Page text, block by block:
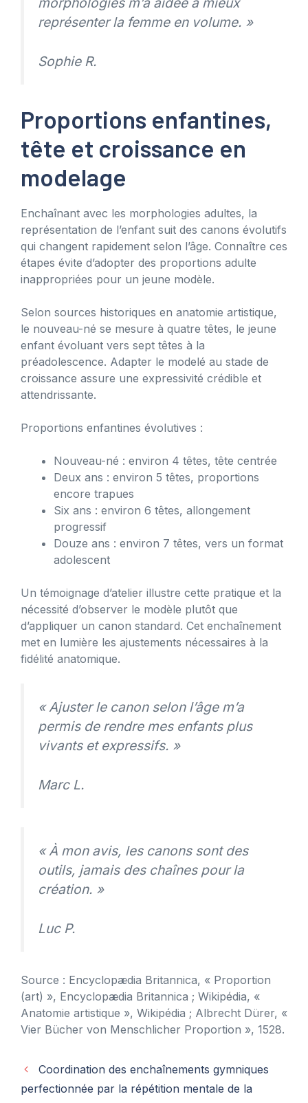
représenter la femme en volume. »
Sophie R.
Proportions enfantines,
tête et croissance en
modelage
Enchaînant avec les morphologies adultes, la
représentation de l’enfant suit des canons évolutifs
qui changent rapidement selon l’âge. Connaître ces
étapes évite d’adopter des proportions adulte
inappropriées pour un jeune modèle.
Selon sources historiques en anatomie artistique,
le nouveau-né se mesure à quatre têtes, le jeune
enfant évoluant vers sept têtes à la
préadolescence. Adapter le modelé au stade de
croissance assure une expressivité crédible et
attendrissante.
Proportions enfantines évolutives :
Nouveau-né : environ 4 têtes, tête centrée
Deux ans : environ 5 têtes, proportions
encore trapues
Six ans : environ 6 têtes, allongement
progressif
Douze ans : environ 7 têtes, vers un format
adolescent
Un témoignage d’atelier illustre cette pratique et la
nécessité d’observer le modèle plutôt que
d’appliquer un canon standard. Cet enchaînement
met en lumière les ajustements nécessaires à la
fidélité anatomique.
« Ajuster le canon selon l’âge m’a
permis de rendre mes enfants plus
vivants et expressifs. »
Marc L.
« À mon avis, les canons sont des
outils, jamais des chaînes pour la
création. »
Luc P.
Source : Encyclopædia Britannica, « Proportion
(art) », Encyclopædia Britannica ; Wikipédia, «
Anatomie artistique », Wikipédia ; Albrecht Dürer, «
Vier Bücher von Menschlicher Proportion », 1528.
Coordination des enchaînements gymniques
perfectionnée par la répétition mentale de la